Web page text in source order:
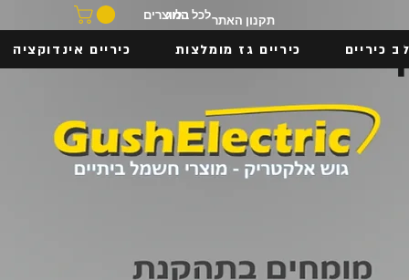
בלוג
לכל המוצרים
כיריים כיריים גז מומלצות כיריים אינדוקציה
תקנון האתר